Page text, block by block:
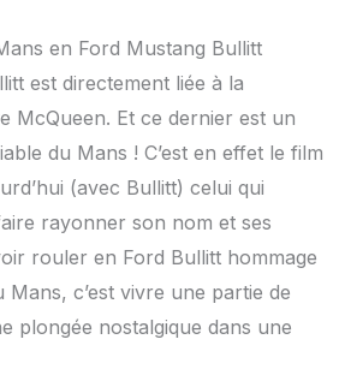
en Ford Mustang Bullitt
est directement liée à la
McQueen. Et ce dernier est un
du Mans ! C’est en effet le film
(avec Bullitt) celui qui
rayonner son nom et ses
rouler en Ford Bullitt hommage
c’est vivre une partie de
plongée nostalgique dans une